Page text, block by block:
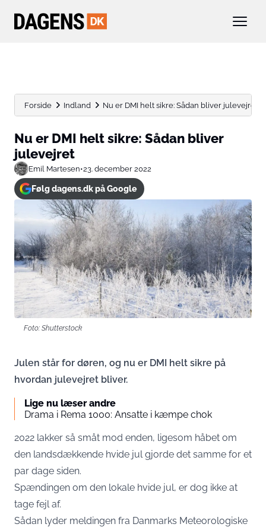
Forside Indland Nu er DMI helt sikre: Sådan bliver julevejret
Nu er DMI helt sikre: Sådan bliver
julevejret
Emil Martesen•23. december 2022
Følg dagens.dk på Google
Foto: Shutterstock
Julen står for døren, og nu er DMI helt sikre på
hvordan julevejret bliver.
Lige nu læser andre
Drama i Rema 1000: Ansatte i kæmpe chok
2022 lakker så småt mod enden, ligesom håbet om
den landsdækkende hvide jul gjorde det samme for et
par dage siden.
Spændingen om den lokale hvide jul, er dog ikke at
tage fejl af.
Sådan lyder meldingen fra Danmarks Meteorologiske